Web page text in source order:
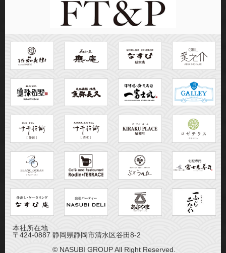
本社所在地
〒424-0887 静岡県静岡市清水区谷田8-2
© NASUBI GROUP All Right Reserved.